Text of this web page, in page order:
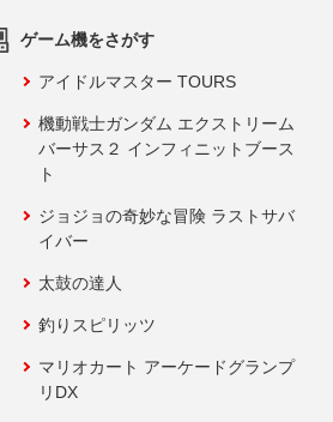
ゲーム機をさがす
アイドルマスター TOURS
機動戦士ガンダム エクストリーム
バーサス２ インフィニットブース
ト
ジョジョの奇妙な冒険 ラストサバ
イバー
太鼓の達人
釣りスピリッツ
マリオカート アーケードグランプ
リDX